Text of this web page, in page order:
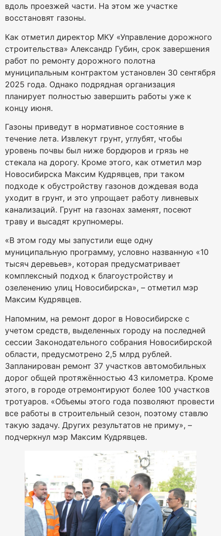
вдоль проезжей части. На этом же участке
восстановят газоны.
Как отметил директор МКУ «Управление дорожного
строительства» Александр Губин, срок завершения
работ по ремонту дорожного полотна
муниципальным контрактом установлен 30 сентября
2025 года. Однако подрядная организация
планирует полностью завершить работы уже к
концу июня.
Газоны приведут в нормативное состояние в
течение лета. Извлекут грунт, углубят, чтобы
уровень почвы был ниже бордюров и грязь не
стекала на дорогу. Кроме этого, как отметил мэр
Новосибирска Максим Кудрявцев, при таком
подходе к обустройству газонов дождевая вода
уходит в грунт, и это упрощает работу ливневых
канализаций. Грунт на газонах заменят, посеют
траву и высадят крупномеры.
«В этом году мы запустили еще одну
муниципальную программу, условно названную «10
тысяч деревьев», которая предусматривает
комплексный подход к благоустройству и
озеленению улиц Новосибирска», – отметил мэр
Максим Кудрявцев.
Напомним, на ремонт дорог в Новосибирске с
учетом средств, выделенных городу на последней
сессии Законодательного собрания Новосибирской
области, предусмотрено 2,5 млрд рублей.
Запланирован ремонт 37 участков автомобильных
дорог общей протяжённостью 43 километра. Кроме
этого, в городе отремонтируют более 100 участков
тротуаров. «Объемы этого года позволяют провести
все работы в строительный сезон, поэтому ставлю
такую задачу. Других результатов не приму», –
подчеркнул мэр Максим Кудрявцев.